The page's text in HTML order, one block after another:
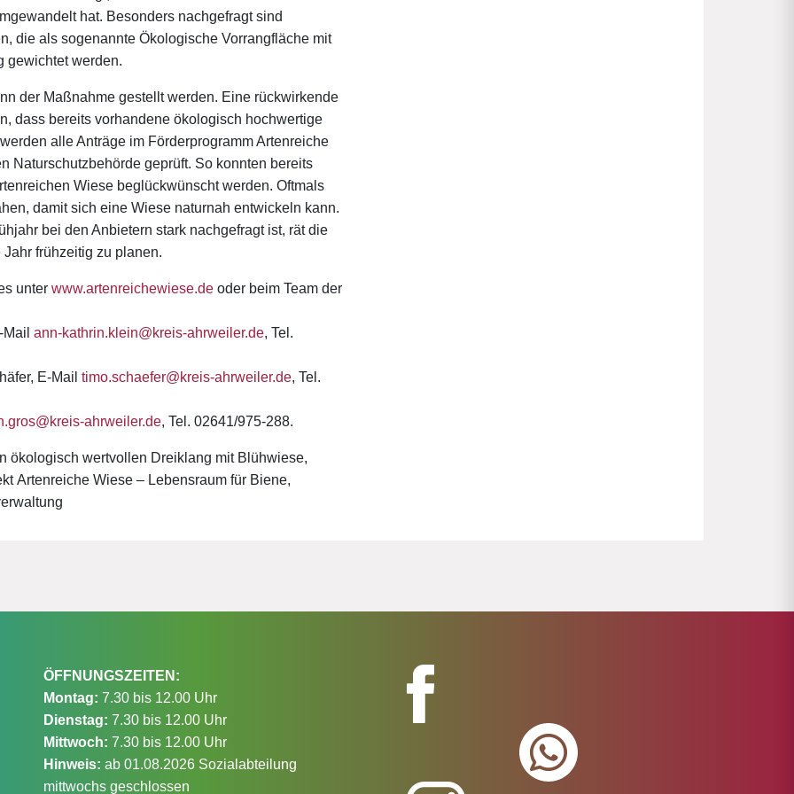
hat. Besonders nachgefragt sind
die als sogenannte Ökologische Vorrangfläche mit
gewichtet werden.
der Maßnahme gestellt werden. Eine rückwirkende
dass bereits vorhandene ökologisch hochwertige
alle Anträge im Förderprogramm Artenreiche
Naturschutzbehörde geprüft. So konnten bereits
Wiese beglückwünscht werden. Oftmals
damit sich eine Wiese naturnah entwickeln kann.
bei den Anbietern stark nachgefragt ist, rät die
frühzeitig zu planen.
unter www.artenreichewiese.de oder beim Team der
ann-kathrin.klein@kreis-ahrweiler.de, Tel.
E-Mail timo.schaefer@kreis-ahrweiler.de, Tel.
ahrweiler.de, Tel. 02641/975-288.
ökologisch wertvollen Dreiklang mit Blühwiese,
Artenreiche Wiese – Lebensraum für Biene,
ÖFFNUNGSZEITEN:
Montag: 7.30 bis 12.00 Uhr
Dienstag: 7.30 bis 12.00 Uhr
Mittwoch: 7.30 bis 12.00 Uhr
Hinweis: ab 01.08.2026 Sozialabteilung
mittwochs geschlossen